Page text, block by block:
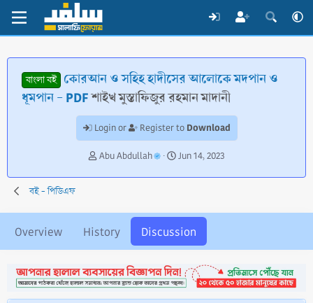
বাংলা বই কোরআন ও সহিহ হাদীসের আলোকে মদপান ও
ধূমপান - PDFশাইখ মুস্তাফিজুর রহমান মাদানী
Login or Register to Download
T
r
s
t
r
t
Abu Abdullah
S
a
a
t
Jun 14, 2023
বই - পিডিএফ
Overview History Discussion